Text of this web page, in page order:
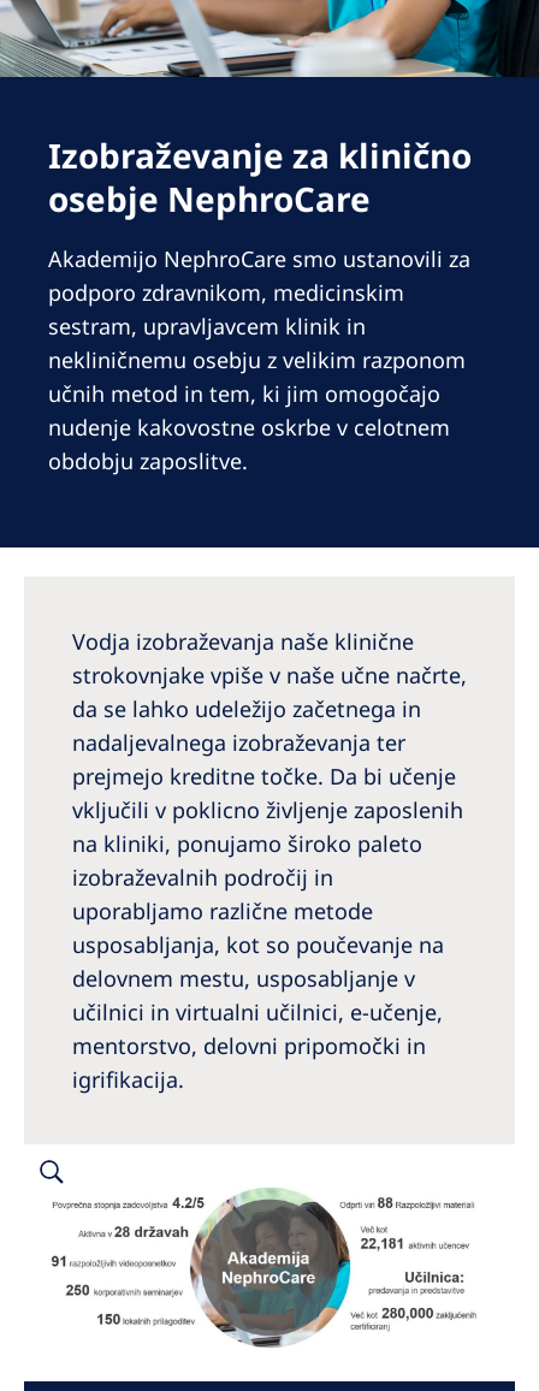
Romania
Russia
Slovakia
Slovenia
Spain
Sweden
Switzerland
United Kingdom
Asia Pacific
Australia
North America
United States of America
NephroCare International
Global Website
Izobraževanje za klinično
osebje NephroCare
Akademijo NephroCare smo ustanovili za
podporo zdravnikom, medicinskim
sestram, upravljavcem klinik in
nekliničnemu osebju z velikim razponom
učnih metod in tem, ki jim omogočajo
nudenje kakovostne oskrbe v celotnem
obdobju zaposlitve.
Vodja izobraževanja naše klinične
strokovnjake vpiše v naše učne načrte,
da se lahko udeležijo začetnega in
nadaljevalnega izobraževanja ter
prejmejo kreditne točke. Da bi učenje
vključili v poklicno življenje zaposlenih
na kliniki, ponujamo široko paleto
izobraževalnih področij in
uporabljamo različne metode
usposabljanja, kot so poučevanje na
delovnem mestu, usposabljanje v
učilnici in virtualni učilnici, e-učenje,
mentorstvo, delovni pripomočki in
igrifikacija.